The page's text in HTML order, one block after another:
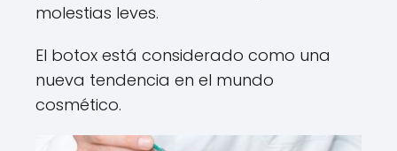
molestias leves.
El botox está considerado como una
nueva tendencia en el mundo
cosmético.